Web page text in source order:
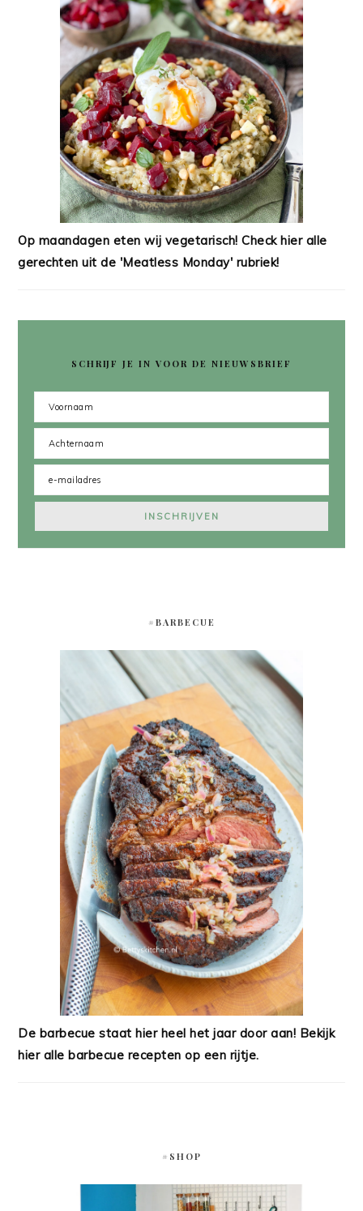
Op maandagen eten wij vegetarisch! Check hier alle
gerechten uit de 'Meatless Monday' rubriek!
SCHRIJF JE IN VOOR DE NIEUWSBRIEF
#BARBECUE
De barbecue staat hier heel het jaar door aan! Bekijk
hier alle barbecue recepten op een rijtje.
#SHOP